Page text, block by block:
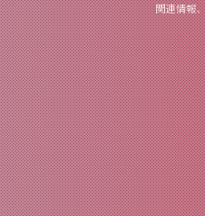
関連情報